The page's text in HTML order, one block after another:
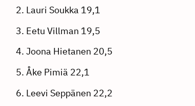
2. Lauri Soukka 19,1
3. Eetu Villman 19,5
4. Joona Hietanen 20,5
5. Åke Pimiä 22,1
6. Leevi Seppänen 22,2